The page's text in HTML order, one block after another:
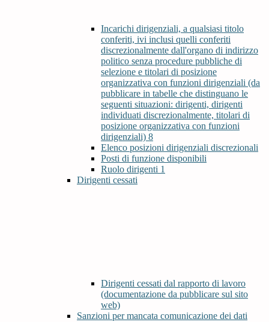
Incarichi dirigenziali, a qualsiasi titolo
conferiti, ivi inclusi quelli conferiti
discrezionalmente dall'organo di indirizzo
politico senza procedure pubbliche di
selezione e titolari di posizione
organizzativa con funzioni dirigenziali (da
pubblicare in tabelle che distinguano le
seguenti situazioni: dirigenti, dirigenti
individuati discrezionalmente, titolari di
posizione organizzativa con funzioni
dirigenziali) 8
Elenco posizioni dirigenziali discrezionali
Posti di funzione disponibili
Ruolo dirigenti 1
Dirigenti cessati
Dirigenti cessati dal rapporto di lavoro
(documentazione da pubblicare sul sito
web)
Sanzioni per mancata comunicazione dei dati